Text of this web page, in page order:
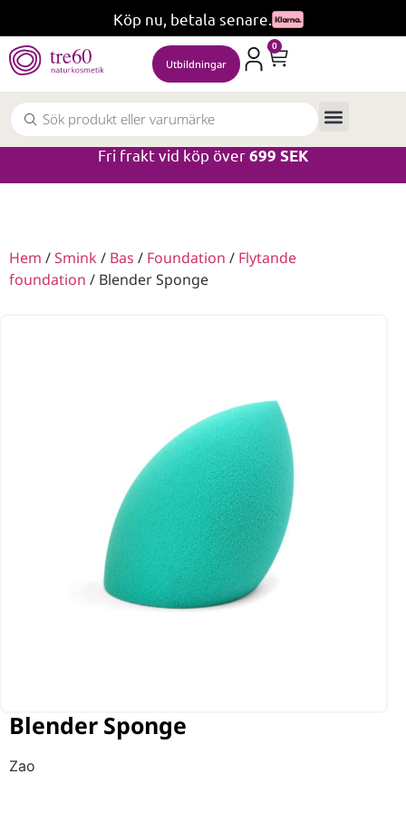
Köp nu, betala senare.
Utbildningar
0
Fri frakt vid köp över699 SEK
Hem /Smink / Bas / Foundation / Flytande
foundation / Blender Sponge
Blender Sponge
Zao